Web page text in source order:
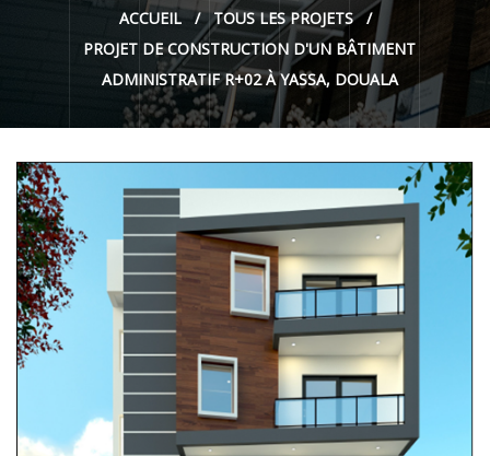
ACCUEIL / TOUS LES PROJETS
/
PROJET DE CONSTRUCTION D'UN BÂTIMENT
ADMINISTRATIF R+02 À YASSA, DOUALA